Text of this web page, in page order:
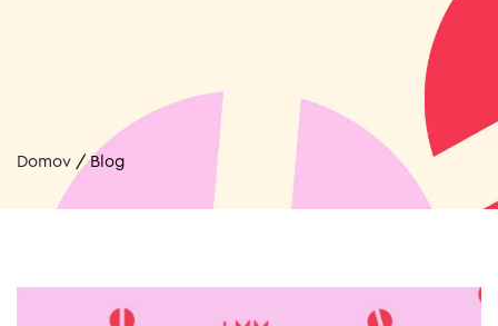
Domov /Blog